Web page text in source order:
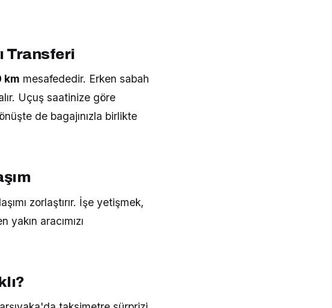
Transferi
km mesafededir. Erken sabah
Uçuş saatinize göre
de bagajınızla birlikte
zorlaştırır. İşe yetişmek,
aracımızı